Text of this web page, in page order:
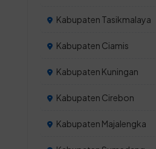
Kabupaten Tasikmalaya
Kabupaten Ciamis
Kabupaten Kuningan
Kabupaten Cirebon
Kabupaten Majalengka